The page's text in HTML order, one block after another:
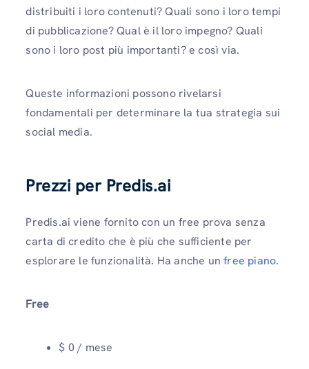
distribuiti i loro contenuti? Quali sono i loro tempi
di pubblicazione? Qual è il loro impegno? Quali
sono i loro post più importanti? e così via.
Queste informazioni possono rivelarsi
fondamentali per determinare la tua strategia sui
social media.
Prezzi per Predis.ai
Predis.ai viene fornito con un free prova senza
carta di credito che è più che sufficiente per
esplorare le funzionalità. Ha anche unfree piano.
Free
$ 0 / mese